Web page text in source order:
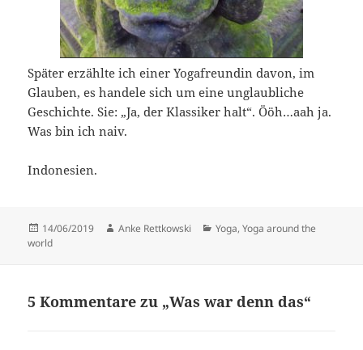
Später erzählte ich einer Yogafreundin davon, im
Glauben, es handele sich um eine unglaubliche
Geschichte. Sie: „Ja, der Klassiker halt“. Ööh…aah ja.
Was bin ich naiv.
Indonesien.
Veröffentlicht
am
14/06/2019 Autor
Anke Rettkowski Kategorien
Yoga,Yoga around the
world
5 Kommentare zu „Was war denn das“